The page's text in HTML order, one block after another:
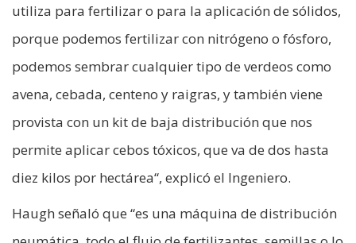
utiliza para fertilizar o para la aplicación de sólidos,
porque podemos fertilizar con nitrógeno o fósforo,
podemos sembrar cualquier tipo de verdeos como
avena, cebada, centeno y raigras, y también viene
provista con un kit de baja distribución que nos
permite aplicar cebos tóxicos, que va de dos hasta
diez kilos por hectárea“, explicó el Ingeniero.
Haugh señaló que “es una máquina de distribución